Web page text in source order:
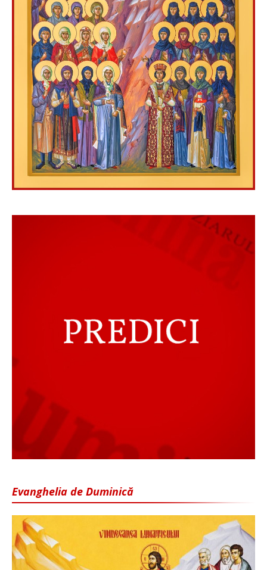
Evanghelia de Duminică